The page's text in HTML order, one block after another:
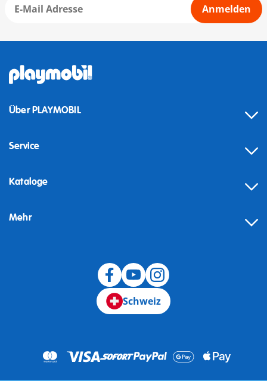
Anmelden
Über PLAYMOBIL
Service
Kataloge
Mehr
Schweiz